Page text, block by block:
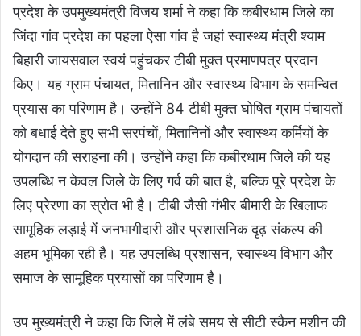
प्रदेश के उपमुख्यमंत्री विजय शर्मा ने कहा कि कबीरधाम जिले का
जिंदा गांव प्रदेश का पहला ऐसा गांव है जहां स्वास्थ्य मंत्री श्याम
बिहारी जायसवाल स्वयं पहुंचकर टीबी मुक्त प्रमाणपत्र प्रदान
किए। यह ग्राम पंचायत, मितानिन और स्वास्थ्य विभाग के समन्वित
प्रयास का परिणाम है। उन्होंने 84 टीबी मुक्त घोषित ग्राम पंचायतों
को बधाई देते हुए सभी सरपंचों, मितानिनों और स्वास्थ्य कर्मियों के
योगदान की सराहना की। उन्होंने कहा कि कबीरधाम जिले की यह
उपलब्धि न केवल जिले के लिए गर्व की बात है, बल्कि पूरे प्रदेश के
लिए प्रेरणा का स्रोत भी है। टीबी जैसी गंभीर बीमारी के खिलाफ
सामूहिक लड़ाई में जनभागीदारी और प्रशासनिक दृढ़ संकल्प की
अहम भूमिका रही है। यह उपलब्धि प्रशासन, स्वास्थ्य विभाग और
समाज के सामूहिक प्रयासों का परिणाम है।
उप मुख्यमंत्री ने कहा कि जिले में लंबे समय से सीटी स्कैन मशीन की